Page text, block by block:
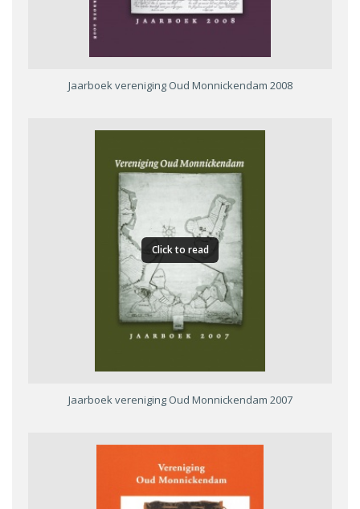
Jaarboek vereniging Oud Monnickendam 2008
Click to read
Jaarboek vereniging Oud Monnickendam 2007